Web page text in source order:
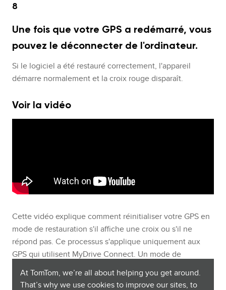
At TomTom, we’re all about helping you get around.
That’s why we use cookies to improve our sites, to
8
Une fois que votre GPS a redémarré, vous
pouvez le déconnecter de l'ordinateur.
Si le logiciel a été restauré correctement, l'appareil
démarre normalement et la croix rouge disparaît.
Voir la vidéo
Cette vidéo explique comment réinitialiser votre GPS en
mode de restauration s'il affiche une croix ou s'il ne
répond pas. Ce processus s'applique uniquement aux
GPS qui utilisent MyDrive Connect. Un mode de
votre GPS en vous connectant à l'application